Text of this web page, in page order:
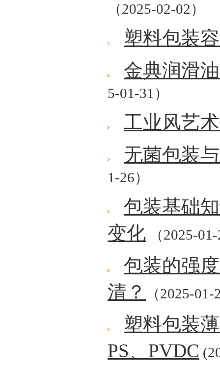
（2025-02-02）
塑料包装
金典润滑
5-01-31）
工业风艺
无菌包装
1-26）
包装基础
变化 （2025-
包装的强
清？
（2025-01-
塑料包装
PS、PVDC